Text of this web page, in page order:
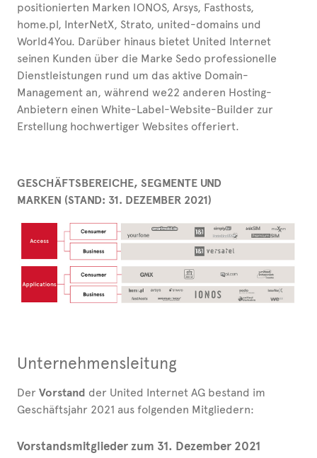
positionierten Marken IONOS, Arsys, Fasthosts,
home.pl, InterNetX, Strato, united-domains und
World4You. Darüber hinaus bietet United Internet
seinen Kunden über die Marke Sedo professionelle
Dienstleistungen rund um das aktive Domain-
Management an, während we22 anderen Hosting-
Anbietern einen White-Label-Website-Builder zur
Erstellung hochwertiger Websites offeriert.
GESCHÄFTSBEREICHE, SEGMENTE UND
MARKEN (STAND: 31. DEZEMBER 2021)
Unternehmensleitung
Der Vorstand der United Internet AG bestand im
Geschäftsjahr 2021 aus folgenden Mitgliedern:
Vorstandsmitglieder zum 31. Dezember 2021